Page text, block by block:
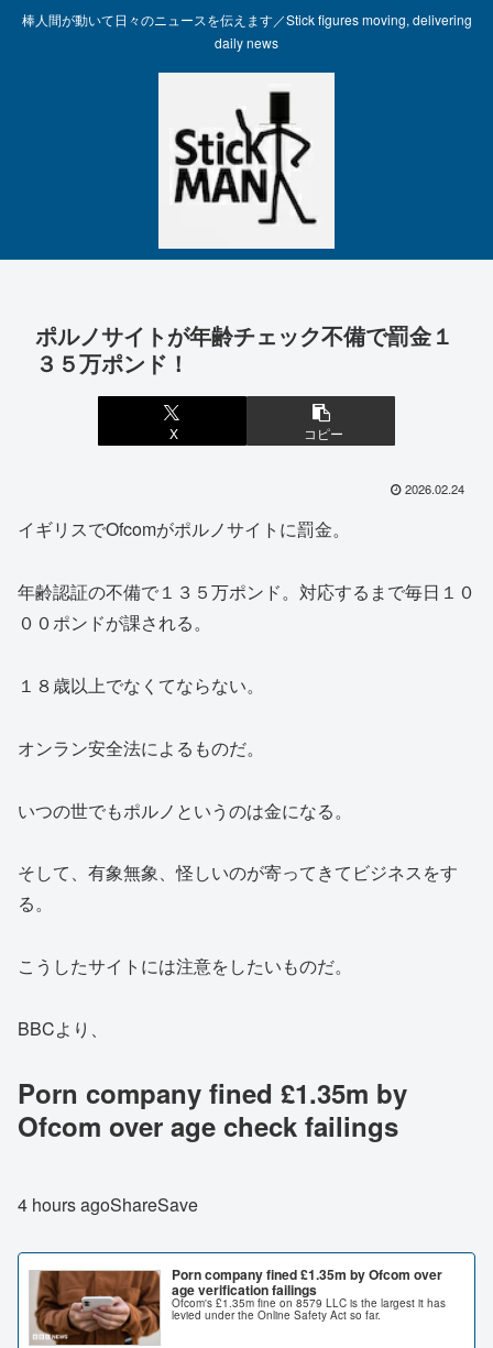
棒人間が動いて日々のニュースを伝えます／Stick figures moving, delivering
daily news
ポルノサイトが年齢チェック不備で罰金１
３５万ポンド！
X コピー
2026.02.24
イギリスでOfcomがポルノサイトに罰金。
年齢認証の不備で１３５万ポンド。対応するまで毎日１０
００ポンドが課される。
１８歳以上でなくてならない。
オンラン安全法によるものだ。
いつの世でもポルノというのは金になる。
そして、有象無象、怪しいのが寄ってきてビジネスをす
る。
こうしたサイトには注意をしたいものだ。
BBCより、
Porn company fined £1.35m by
Ofcom over age check failings
4 hours agoShareSave
Porn company fined £1.35m by Ofcom over
age verification failings
Ofcom's £1.35m fine on 8579 LLC is the largest it has
levied under the Online Safety Act so far.